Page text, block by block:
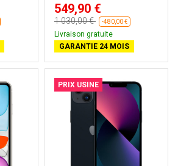
549,90 €
1 030,00 € -480,00 €
Livraison gratuite
GARANTIE 24 MOIS
PRIX USINE